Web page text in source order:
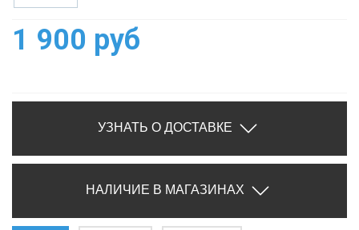
1 900 руб
УЗНАТЬ О ДОСТАВКЕ
НАЛИЧИЕ В МАГАЗИНАХ